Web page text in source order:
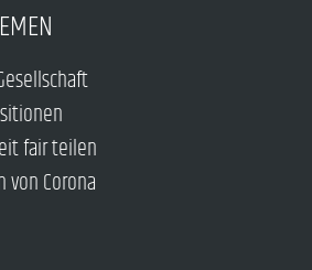
fair teilen
Corona